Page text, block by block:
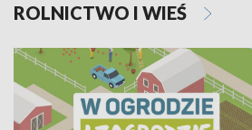
ROLNICTWO I WIEŚ